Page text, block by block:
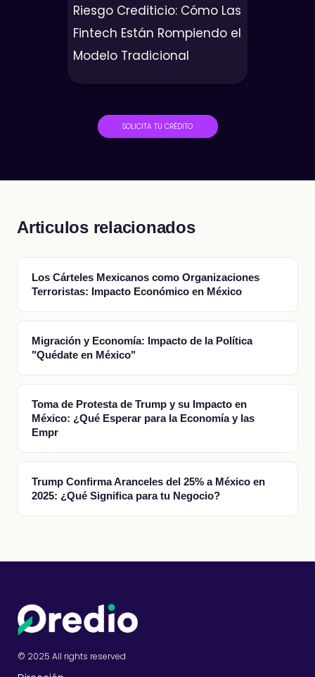
Riesgo Crediticio: Cómo Las
Fintech Están Rompiendo el
Modelo Tradicional
SOLICITA TU CRÉDITO
Articulos relacionados
Los Cárteles Mexicanos como Organizaciones
Terroristas: Impacto Económico en México
Migración y Economía: Impacto de la Política
"Quédate en México"
Toma de Protesta de Trump y su Impacto en
México: ¿Qué Esperar para la Economía y las
Empr
Trump Confirma Aranceles del 25% a México en
2025: ¿Qué Significa para tu Negocio?
© 2025 All rights reserved